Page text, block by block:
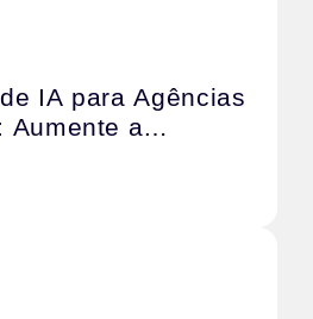
IA para Agências
Aumente a